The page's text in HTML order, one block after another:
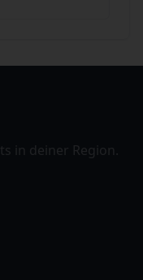
in deiner Region.